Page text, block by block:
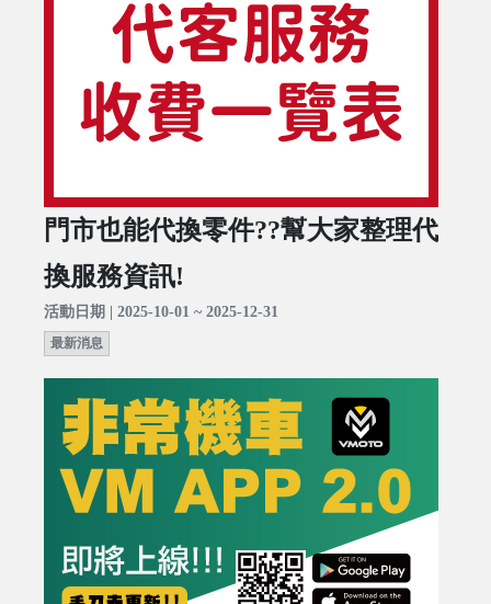
門市也能代換零件??幫大家整理代
換服務資訊!
活動日期 | 2025-10-01 ~ 2025-12-31
最新消息